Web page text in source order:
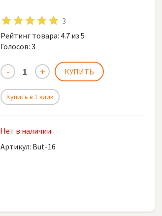
3
Рейтинг товара: 4.7 из 5
Голосов:3
Купить в 1 клик
Нет в наличии
Артикул: But-16